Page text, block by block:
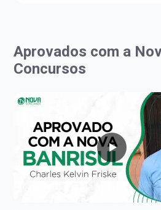
Aprovados com a
Concursos